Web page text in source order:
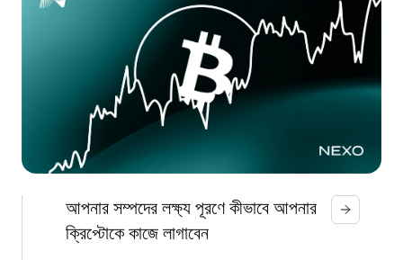
আপনার সম্পদের লক্ষ্য পূরণে কীভাবে আপনার
ক্রিপ্টোকে কাজে লাগাবেন